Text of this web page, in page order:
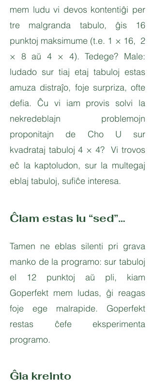
mem ludu vi devos kontentiĝi per
tre malgranda tabulo, ĝis 16
punktoj maksimume (t.e. 1 × 16, 2
× 8 aŭ 4 × 4). Tedege? Male:
ludado sur tiaj etaj tabuloj estas
amuza distraĵo, foje surpriza, ofte
defia. Ĉu vi iam provis solvi la
nekredeblajn problemojn
proponitajn de Cho U sur
kvadrataj tabuloj 4 × 4? Vi trovos
eĉ la kaptoludon, sur la multegaj
eblaj tabuloj, sufiĉe interesa.
Ĉiam estas iu “sed”…
Tamen ne eblas silenti pri grava
manko de la programo: sur tabuloj
el 12 punktoj aŭ pli, kiam
Goperfekt mem ludas, ĝi reagas
foje ege malrapide. Goperfekt
restas ĉefe eksperimenta
programo.
Ĝia kreinto